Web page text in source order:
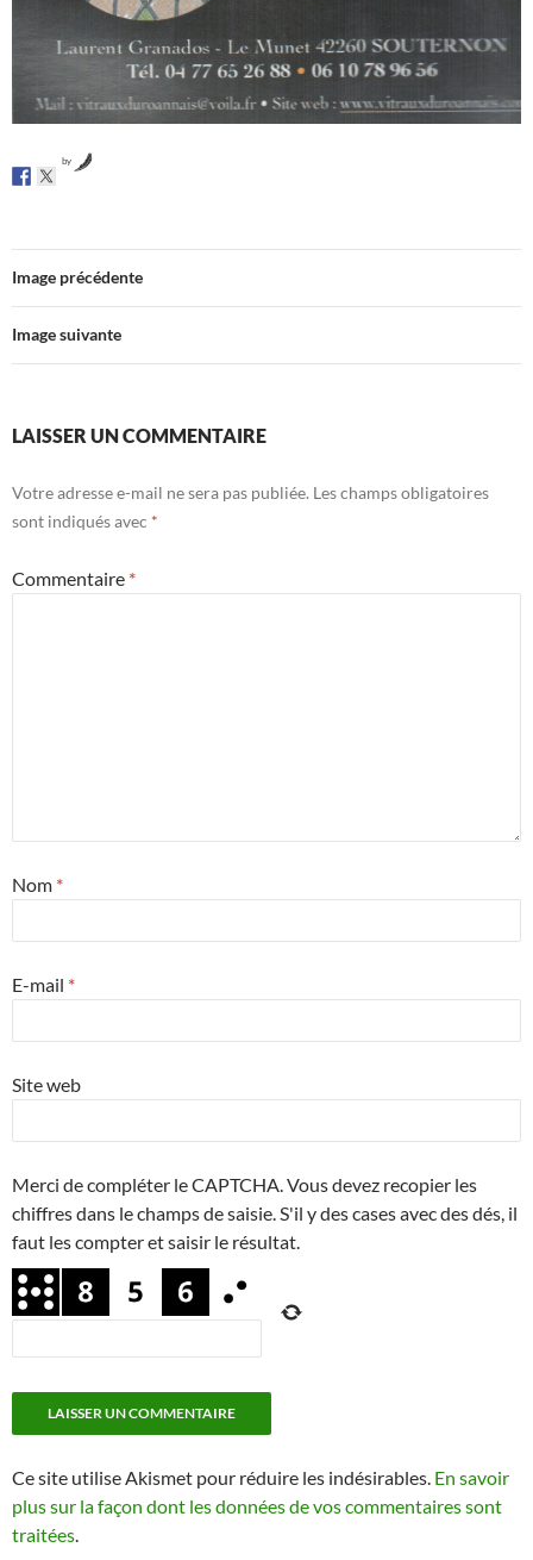
by
Image précédente
Image suivante
LAISSER UN COMMENTAIRE
Votre adresse e-mail ne sera pas publiée. Les champs obligatoires
sont indiqués avec *
Commentaire *
Nom *
E-mail *
Site web
Merci de compléter le CAPTCHA. Vous devez recopier les
chiffres dans le champs de saisie. S'il y des cases avec des dés, il
faut les compter et saisir le résultat.
Ce site utilise Akismet pour réduire les indésirables. En savoir
plus sur la façon dont les données de vos commentaires sont
traitées